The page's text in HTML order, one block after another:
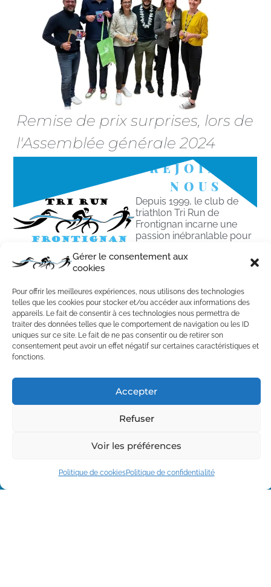
Gérer le consentement aux
cookies
Pour offrir les meilleures expériences, nous utilisons des technologies
telles que les cookies pour stocker et/ou accéder aux informations des
appareils. Le fait de consentir à ces technologies nous permettra de
traiter des données telles que le comportement de navigation ou les ID
uniques sur ce site. Le fait de ne pas consentir ou de retirer son
consentement peut avoir un effet négatif sur certaines caractéristiques et
fonctions.
Accepter
Refuser
Voir les préférences
Politique de cookiesPolitique de confidentialité
Remise de prix surprises, lors de
l'Assemblée générale 2024
REJOINS-
NOUS
Depuis 1999, le club de
triathlon Tri Run de
Frontignan incarne une
passion inébranlable pour
et l’esprit d’équipe.
Son histoire est marquée
par l’engagement
indéfectible de ses
bénévoles dévoués, qui
portent fièrement les
couleurs du club.
pour faire partie de cette
grande famille de sportifs !